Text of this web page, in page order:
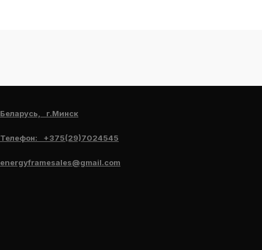
Беларусь, г.Минск
Телефон: +375(29)7024545
energyframesales@gmail.com